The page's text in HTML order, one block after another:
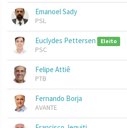
Emanoel Sady
PSL
Euclydes Pettersen Eleito
PSC
Felipe Attiê
PTB
Fernando Borja
AVANTE